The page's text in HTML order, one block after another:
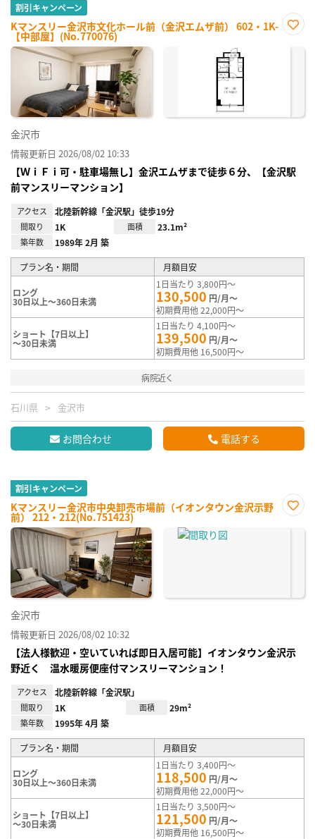
割引キャンペーン
Kマンスリー金沢市文化ホール前（金沢エムザ前） 602・1K-
【中部屋】(No.770076)
に入
金沢市
情報更新日 2026/08/02 10:33
【ＷｉＦｉ可・駐車場無し】金沢エムザまで徒歩６分、【金沢駅
前マンスリーマンション】
アクセス 北陸新幹線「金沢駅」徒歩19分
間取り 1K 面積 23.1m²
築年数 1989年 2月 築
プラン名・期間 月額目安
ロング
30日以上～360日未満
1日当たり 3,800円～
130,500 円/月～
初期費用他 22,000円～
ショート【7日以上】
～30日未満
1日当たり 4,100円～
139,500 円/月～
初期費用他 16,500円～
病院近く
石川県 金沢市
お問合わせ 電話する
割引キャンペーン
Kマンスリー金沢市中央卸売市場前（イオンタウン金沢示野
前） 212・212(No.751423)
に入
金沢市
情報更新日 2026/08/02 10:32
【法人様歓迎・空いていれば即日入居可能】イオンタウン金沢示
野近く 温水暖房便座付マンスリーマンション！
アクセス 北陸新幹線「金沢駅」
間取り 1K 面積 29m²
築年数 1995年 4月 築
プラン名・期間 月額目安
ロング
30日以上～360日未満
1日当たり 3,400円～
118,500 円/月～
初期費用他 22,000円～
ショート【7日以上】
～30日未満
1日当たり 3,500円～
121,500 円/月～
初期費用他 16,500円～